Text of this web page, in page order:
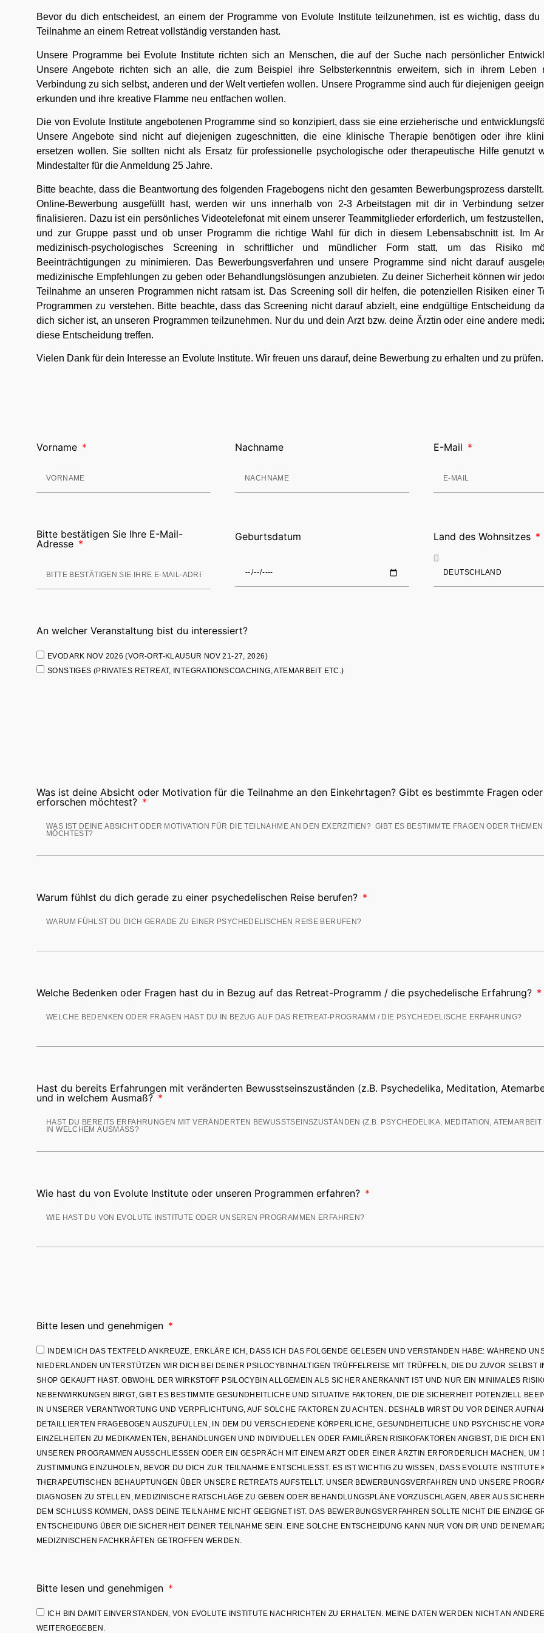
Bevor du dich entscheidest, an einem der Programme von Evolute Institute teilzunehmen, ist es wichtig, dass
Teilnahme an einem Retreat vollständig verstanden hast.
Unsere Programme bei Evolute Institute richten sich an Menschen, die auf der Suche nach persönlicher
Unsere Angebote richten sich an alle, die zum Beispiel ihre Selbsterkenntnis erweitern, sich in ihrem Leben
Verbindung zu sich selbst, anderen und der Welt vertiefen wollen. Unsere Programme sind auch für diejenigen
erkunden und ihre kreative Flamme neu entfachen wollen.
Die von Evolute Institute angebotenen Programme sind so konzipiert, dass sie eine erzieherische und
Unsere Angebote sind nicht auf diejenigen zugeschnitten, die eine klinische Therapie benötigen oder ihre
ersetzen wollen. Sie sollten nicht als Ersatz für professionelle psychologische oder therapeutische Hilfe genutzt
Mindestalter für die Anmeldung 25 Jahre.
Bitte beachte, dass die Beantwortung des folgenden Fragebogens nicht den gesamten Bewerbungsprozess
Online-Bewerbung ausgefüllt hast, werden wir uns innerhalb von 2-3 Arbeitstagen mit dir in Verbindung
finalisieren. Dazu ist ein persönliches Videotelefonat mit einem unserer Teammitglieder erforderlich, um
und zur Gruppe passt und ob unser Programm die richtige Wahl für dich in diesem Lebensabschnitt ist. Im
medizinisch-psychologisches Screening in schriftlicher und mündlicher Form statt, um das Risiko
Beeinträchtigungen zu minimieren. Das Bewerbungsverfahren und unsere Programme sind nicht darauf
medizinische Empfehlungen zu geben oder Behandlungslösungen anzubieten. Zu deiner Sicherheit können wir
Teilnahme an unseren Programmen nicht ratsam ist. Das Screening soll dir helfen, die potenziellen Risiken einer
Programmen zu verstehen. Bitte beachte, dass das Screening nicht darauf abzielt, eine endgültige Entscheidung
dich sicher ist, an unseren Programmen teilzunehmen. Nur du und dein Arzt bzw. deine Ärztin oder eine andere
diese Entscheidung treffen.
Vielen Dank für dein Interesse an Evolute Institute. Wir freuen uns darauf, deine Bewerbung zu erhalten und zu prüfen.
Vorname Nachname E-Mail
Bitte bestätigen Sie Ihre E-Mail-
Adresse
Geburtsdatum Land des Wohnsitzes
An welcher Veranstaltung bist du interessiert?
EVODARK NOV 2026 (VOR-ORT-KLAUSUR NOV 21-27, 2026)
SONSTIGES (PRIVATES RETREAT, INTEGRATIONSCOACHING, ATEMARBEIT ETC.)
Was ist deine Absicht oder Motivation für die Teilnahme an den Einkehrtagen? Gibt es bestimmte Fragen
erforschen möchtest?
Warum fühlst du dich gerade zu einer psychedelischen Reise berufen?
Welche Bedenken oder Fragen hast du in Bezug auf das Retreat-Programm / die psychedelische Erfahrung?
Hast du bereits Erfahrungen mit veränderten Bewusstseinszuständen (z.B. Psychedelika, Meditation,
und in welchem Ausmaß?
Wie hast du von Evolute Institute oder unseren Programmen erfahren?
Bitte lesen und genehmigen
INDEM ICH DAS TEXTFELD ANKREUZE, ERKLÄRE ICH, DASS ICH DAS FOLGENDE GELESEN UND VERSTANDEN HABE: WÄHREND
NIEDERLANDEN UNTERSTÜTZEN WIR DICH BEI DEINER PSILOCYBINHALTIGEN TRÜFFELREISE MIT TRÜFFELN, DIE DU ZUVOR SELBST
SHOP GEKAUFT HAST. OBWOHL DER WIRKSTOFF PSILOCYBIN ALLGEMEIN ALS SICHER ANERKANNT IST UND NUR EIN MINIMALES
NEBENWIRKUNGEN BIRGT, GIBT ES BESTIMMTE GESUNDHEITLICHE UND SITUATIVE FAKTOREN, DIE DIE SICHERHEIT POTENZIELL
IN UNSERER VERANTWORTUNG UND VERPFLICHTUNG, AUF SOLCHE FAKTOREN ZU ACHTEN. DESHALB WIRST DU VOR DEINER
DETAILLIERTEN FRAGEBOGEN AUSZUFÜLLEN, IN DEM DU VERSCHIEDENE KÖRPERLICHE, GESUNDHEITLICHE UND PSYCHISCHE
EINZELHEITEN ZU MEDIKAMENTEN, BEHANDLUNGEN UND INDIVIDUELLEN ODER FAMILIÄREN RISIKOFAKTOREN ANGIBST, DIE DICH
UNSEREN PROGRAMMEN AUSSCHLIESSEN ODER EIN GESPRÄCH MIT EINEM ARZT ODER EINER ÄRZTIN ERFORDERLICH MACHEN, UM
USTIMMUNG EINZUHOLEN, BEVOR DU DICH ZUR TEILNAHME ENTSCHLIESST. ES IST WICHTIG ZU WISSEN, DASS EVOLUTE INSTITUTE
ERAPEUTISCHEN BEHAUPTUNGEN ÜBER UNSERE RETREATS AUFSTELLT. UNSER BEWERBUNGSVERFAHREN UND UNSERE
AGNOSEN ZU STELLEN, MEDIZINISCHE RATSCHLÄGE ZU GEBEN ODER BEHANDLUNGSPLÄNE VORZUSCHLAGEN, ABER AUS
M SCHLUSS KOMMEN, DASS DEINE TEILNAHME NICHT GEEIGNET IST. DAS BEWERBUNGSVERFAHREN SOLLTE NICHT DIE EINZIGE
TSCHEIDUNG ÜBER DIE SICHERHEIT DEINER TEILNAHME SEIN. EINE SOLCHE ENTSCHEIDUNG KANN NUR VON DIR UND DEINEM ARZT
DIZINISCHEN FACHKRÄFTEN GETROFFEN WERDEN.
Bitte lesen und genehmigen
ICH BIN DAMIT EINVERSTANDEN, VON EVOLUTE INSTITUTE NACHRICHTEN ZU ERHALTEN. MEINE DATEN WERDEN NICHT AN
WEITERGEGEBEN.